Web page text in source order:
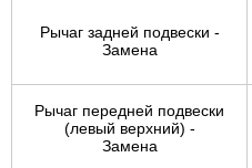
Рычаг задней подвески -
Замена
Рычаг передней подвески
(левый верхний) -
Замена